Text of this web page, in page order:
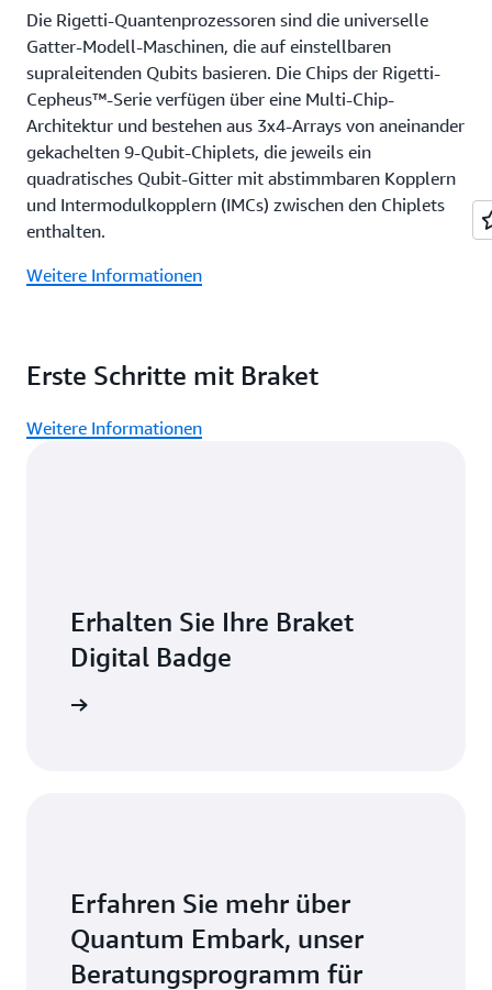
Die Rigetti-Quantenprozessoren sind die universelle
Gatter-Modell-Maschinen, die auf einstellbaren
supraleitenden Qubits basieren. Die Chips der Rigetti-
Cepheus™-Serie verfügen über eine Multi-Chip-
Architektur und bestehen aus 3x4-Arrays von aneinander
gekachelten 9-Qubit-Chiplets, die jeweils ein
quadratisches Qubit-Gitter mit abstimmbaren Kopplern
und Intermodulkopplern (IMCs) zwischen den Chiplets
enthalten.
Weitere Informationen
Erste Schritte mit Braket
Weitere Informationen
Erhalten Sie Ihre Braket
Digital Badge
Erfahren Sie mehr über
Quantum Embark, unser
Beratungsprogramm für